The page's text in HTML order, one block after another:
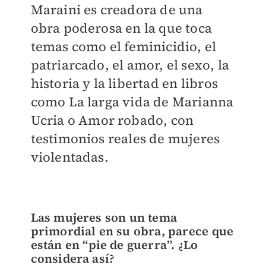
Maraini es creadora de una
obra poderosa en la que toca
temas como el feminicidio, el
patriarcado, el amor, el sexo, la
historia y la libertad en libros
como La larga vida de Marianna
Ucria o Amor robado, con
testimonios reales de mujeres
violentadas.
Las mujeres son un tema
primordial en su obra, parece que
están en “pie de guerra”. ¿Lo
considera así?